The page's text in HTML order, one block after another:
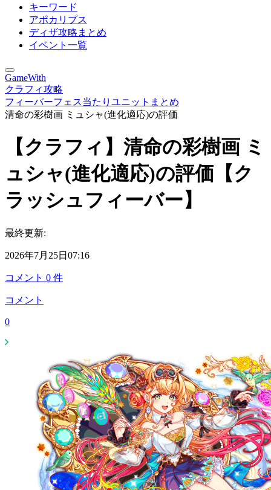
キーワード
アポカリプス
ディザ攻略まとめ
イベント一覧
GameWith
クラフィ攻略
フィーバーフェス当たりユニットまとめ
清命の彩樹画 ミュシャ(進化適応)の評価
【クラフィ】清命の彩樹画 ミ
ュシャ(進化適応)の評価【ク
ラッシュフィーバー】
最終更新:
2026年7月25日07:16
コメント 0 件
コメント
0